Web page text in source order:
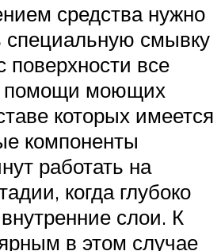
средства нужно
специальную смывку
поверхности все
помощи моющих
которых имеется
компоненты
работать на
когда глубоко
слои. К
в этом случае